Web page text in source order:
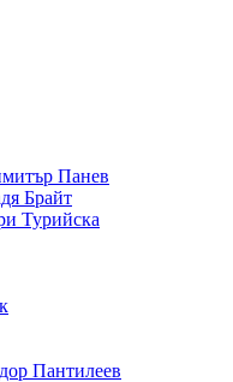
Панев
Брайт
Турийска
Пантилеев